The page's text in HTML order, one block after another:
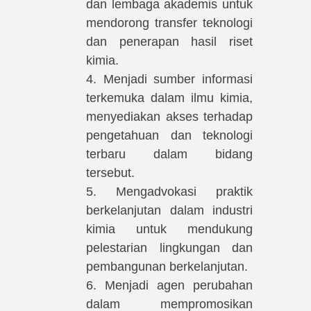
dan lembaga akademis untuk
mendorong transfer teknologi
dan penerapan hasil riset
kimia.
4. Menjadi sumber informasi
terkemuka dalam ilmu kimia,
menyediakan akses terhadap
pengetahuan dan teknologi
terbaru dalam bidang
tersebut.
5. Mengadvokasi praktik
berkelanjutan dalam industri
kimia untuk mendukung
pelestarian lingkungan dan
pembangunan berkelanjutan.
6. Menjadi agen perubahan
dalam mempromosikan